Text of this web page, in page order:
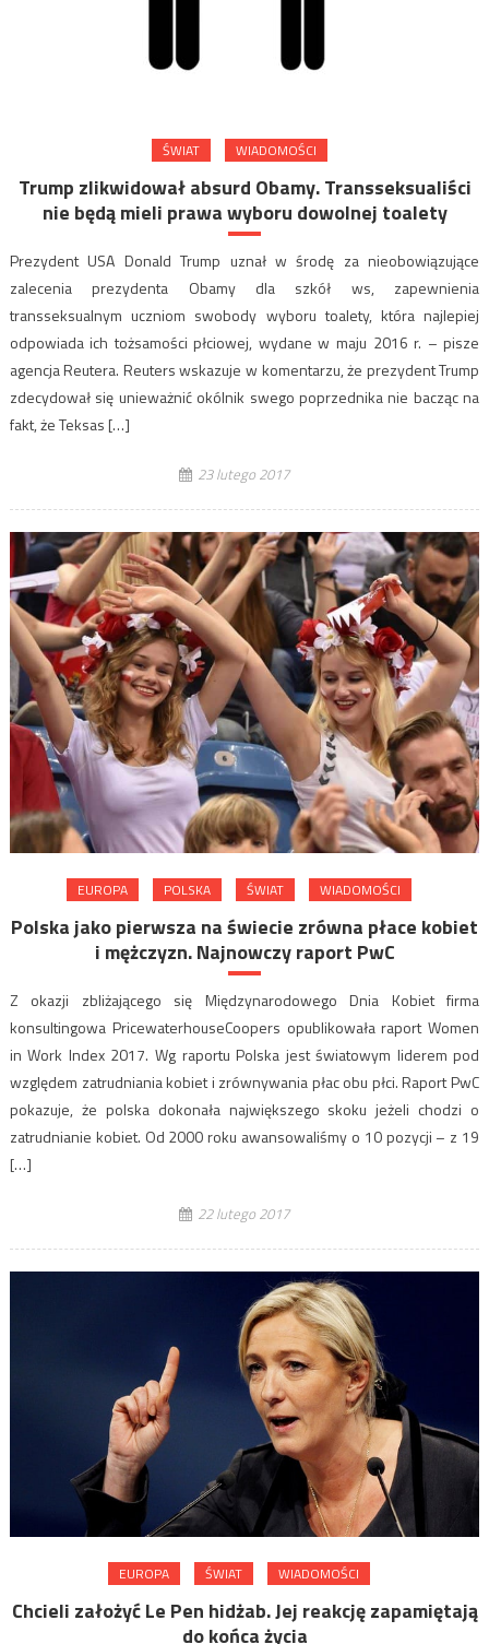
ŚWIAT WIADOMOŚCI
Trump zlikwidował absurd Obamy. Transseksualiści
nie będą mieli prawa wyboru dowolnej toalety
Prezydent USA Donald Trump uznał w środę za nieobowiązujące
zalecenia prezydenta Obamy dla szkół ws, zapewnienia
transseksualnym uczniom swobody wyboru toalety, która najlepiej
odpowiada ich tożsamości płciowej, wydane w maju 2016 r. – pisze
agencja Reutera. Reuters wskazuje w komentarzu, że prezydent Trump
zdecydował się unieważnić okólnik swego poprzednika nie bacząc na
fakt, że Teksas […]
23 lutego 2017
EUROPA POLSKA ŚWIAT WIADOMOŚCI
Polska jako pierwsza na świecie zrówna płace kobiet
i mężczyzn. Najnowczy raport PwC
Z okazji zbliżającego się Międzynarodowego Dnia Kobiet firma
konsultingowa PricewaterhouseCoopers opublikowała raport Women
in Work Index 2017. Wg raportu Polska jest światowym liderem pod
względem zatrudniania kobiet i zrównywania płac obu płci. Raport PwC
pokazuje, że polska dokonała największego skoku jeżeli chodzi o
zatrudnianie kobiet. Od 2000 roku awansowaliśmy o 10 pozycji – z 19
[…]
22 lutego 2017
EUROPA ŚWIAT WIADOMOŚCI
Chcieli założyć Le Pen hidżab. Jej reakcję zapamiętają
do końca życia